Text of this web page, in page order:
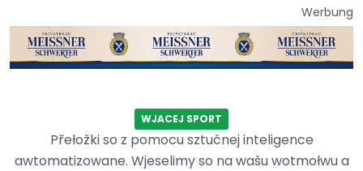
Werbung
WJACEJ SPORT
Přełožki so z pomocu sztučnej inteligence
awtomatizowane. Wjeselimy so na wašu wotmołwu a